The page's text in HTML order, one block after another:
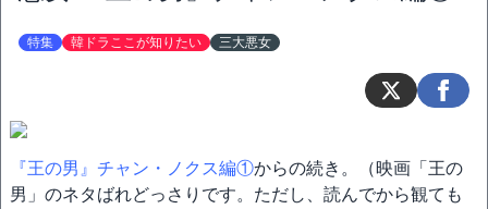
特集 韓ドラここが知りたい 三大悪女
『王の男』チャン・ノクス編①からの続き。（映画「王の
男」のネタばれどっさりです。ただし、読んでから観ても